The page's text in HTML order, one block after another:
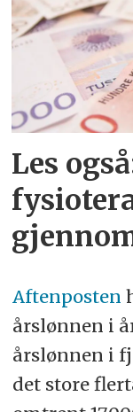
Les
Aftenposten
årslønnen i
årslønnen i
det store